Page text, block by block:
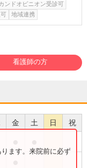
ンドオピニオン受診可
地域連携
看護師の方
金 土 日 祝
ます。来院前に必ず